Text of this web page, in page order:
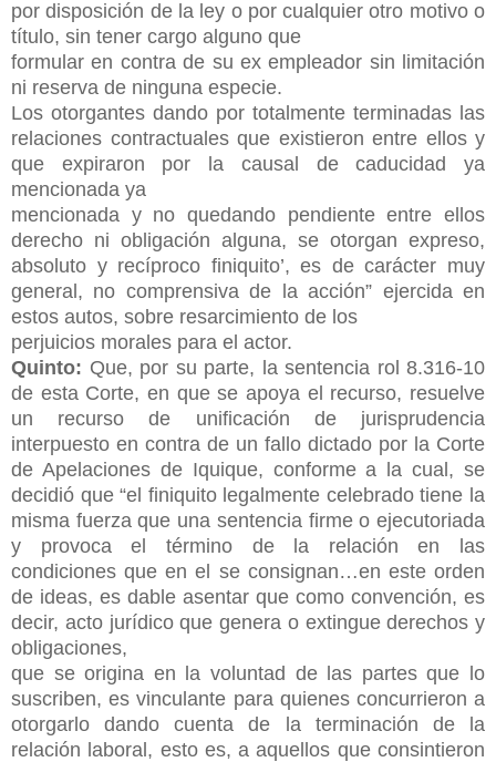
pordisposición de la ley o por cualquier otro motivo o
título, sin tener cargo alguno que
formular en contra de su ex empleador sin limitación
ni reserva de ninguna especie.
Los otorgantes dando por totalmente terminadas las
relaciones contractuales que existieron entre ellos y
que expiraron por la causal de caducidad ya
mencionada ya
mencionada y no quedando pendiente entre ellos
derecho ni obligación alguna, se otorgan expreso,
absoluto y recíproco finiquito’, es de carácter muy
general, no comprensiva de la acción” ejercida en
estos autos, sobre resarcimiento de los
perjuicios morales para el actor.
Quinto: Que, por su parte, la sentencia rol 8.316-10
de esta Corte, en quese apoya el recurso, resuelve
un recurso de unificación de jurisprudencia
interpuesto en contra de un fallo dictado por la Corte
de Apelaciones de Iquique, conforme a lacual, se
decidió que “el finiquito legalmente celebrado tiene la
misma fuerza que una sentencia firme o ejecutoriada
y provoca el término de la relación en las
condicionesque en el se consignan…en este orden
de ideas, es dable asentar que como convención, es
decir, acto jurídico que genera o extingue derechos y
obligaciones,
que se origina en la voluntad de las partes que lo
suscriben, es vinculante para quienes concurrieron a
otorgarlo dando cuenta de la terminación de la
relación laboral, esto es, a aquellos que consintieron